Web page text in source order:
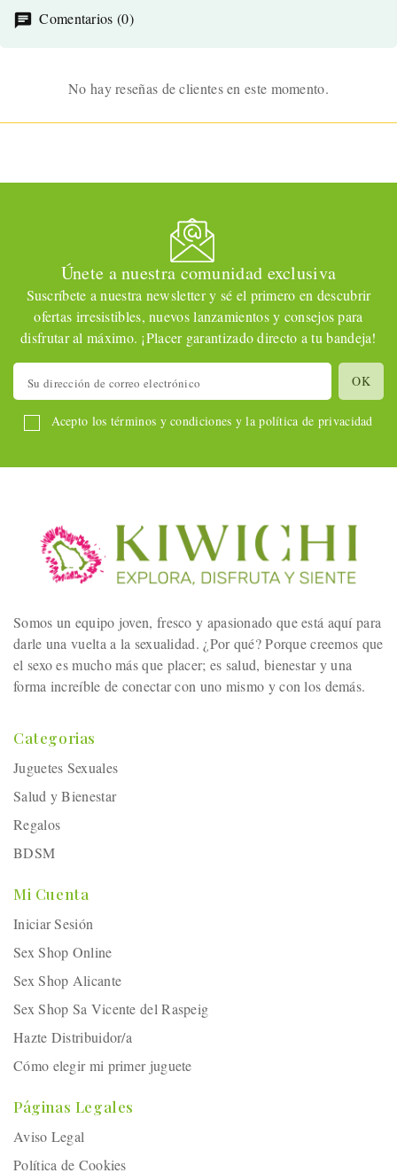
Comentarios (0)
No hay reseñas de clientes en este momento.
Únete a nuestra comunidad exclusiva
Suscríbete a nuestra newsletter y sé el primero en descubrir
ofertas irresistibles, nuevos lanzamientos y consejos para
disfrutar al máximo. ¡Placer garantizado directo a tu bandeja!
Acepto los términos y condiciones y la política de privacidad
Somos un equipo joven, fresco y apasionado que está aquí para
darle una vuelta a la sexualidad. ¿Por qué? Porque creemos que
el sexo es mucho más que placer; es salud, bienestar y una
forma increíble de conectar con uno mismo y con los demás.
Categorias
Juguetes Sexuales
Salud y Bienestar
Regalos
BDSM
Mi Cuenta
Iniciar Sesión
Sex Shop Online
Sex Shop Alicante
Sex Shop Sa Vicente del Raspeig
Hazte Distribuidor/a
Cómo elegir mi primer juguete
Páginas Legales
Aviso Legal
Política de Cookies